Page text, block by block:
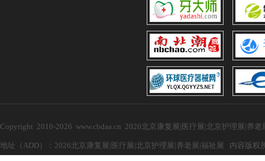
Copyright 2010-2026 www.cbdaa.cn 2026北京康复展|医疗展|北京护理展|
地址（ADD）：2026北京康复展|医疗展|北京护理展|养老展|福祉展 内容版